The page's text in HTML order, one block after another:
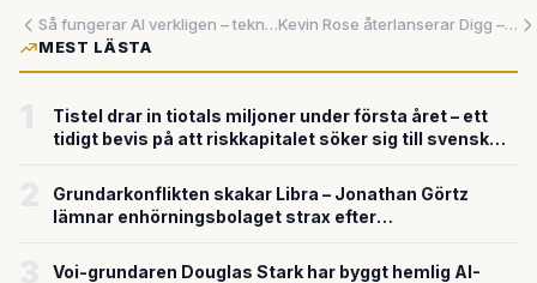
Så fungerar AI verkligen – teknikjournalistens år med AI-verktyg avslöjar sanningen
Kevin Rose återlanserar Digg – satsar allt på artificiell intelligens
MEST LÄSTA
Tistel drar in tiotals miljoner under första året – ett
tidigt bevis på att riskkapitalet söker sig till svensk
Grundarkonflikten skakar Libra – Jonathan Görtz
lämnar enhörningsbolaget strax efter
Voi-grundaren Douglas Stark har byggt hemlig AI-